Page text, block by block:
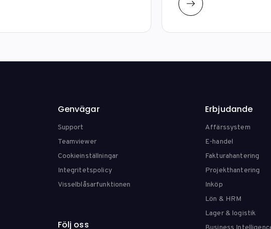
Genvägar
Support
Teamviewer
Cookieinställningar
Integritetspolicy
Visselblåsarfunktionen
Följ oss
Erbjudande
Affärssystem
E-handel
Fakturahantering
Projekthantering
Inköp
Lön & HRM
Lager & logistik